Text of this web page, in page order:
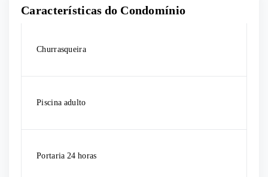
Características do Condomínio
Churrasqueira
Piscina adulto
Portaria 24 horas